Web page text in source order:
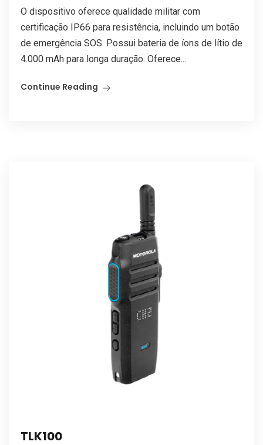
O dispositivo oferece qualidade militar com
certificação IP66 para resistência, incluindo um botão
de emergência SOS. Possui bateria de íons de lítio de
4.000 mAh para longa duração. Oferece...
Continue Reading
TLK100